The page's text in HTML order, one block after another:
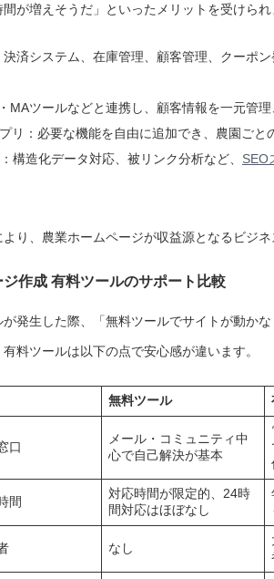
が増えそうだ」といったメリットを受けられ
決済システム、在庫管理、顧客管理、クーポ
MAツールなどと連携し、顧客情報を一元管
リ：必要な機能を自由に追加でき、農園ごと
構造化データ対応、被リンク分析など、 SEO
り、農業ホームページが収益源となるビジネ
作成 有料ツールのサポート比較
発生した際、「無料ツールでサイトが動か
料ツールは以下の点で安心感が違います。
無料ツール
口
メール・コミュニティ中
心で自己解決が基本
間
対応時間が限定的、24時
間対応はほぼなし
なし